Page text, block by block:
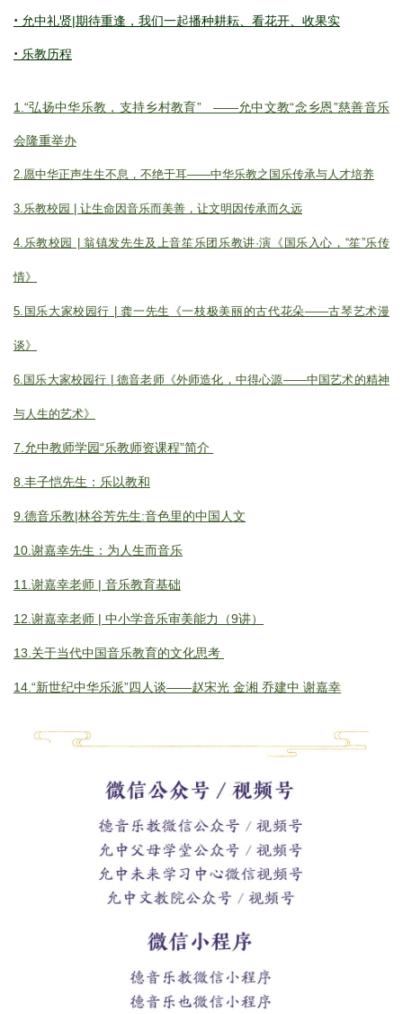
· 允中礼贤|期待重逢，我们一起播种耕耘、看花开、收果实
· 乐教历程
1.“弘扬中华乐教，支持乡村教育” ——允中文教“念乡恩”慈善音乐
会隆重举办
2.愿中华正声生生不息，不绝于耳——中华乐教之国乐传承与人才培养
3.乐教校园 | 让生命因音乐而美善，让文明因传承而久远
4.乐教校园 | 翁镇发先生及上音笙乐团乐教讲·演《国乐入心，“笙”乐传
情》
5.国乐大家校园行 | 龚一先生《一枝极美丽的古代花朵——古琴艺术漫
谈》
6.国乐大家校园行 | 德音老师《外师造化，中得心源——中国艺术的精神
与人生的艺术》
7.允中教师学园“乐教师资课程”简介
8.丰子恺先生：乐以教和
9.德音乐教|林谷芳先生:音色里的中国人文
10.谢嘉幸先生：为人生而音乐
11.谢嘉幸老师 | 音乐教育基础
12.谢嘉幸老师 | 中小学音乐审美能力（9讲）
13.关于当代中国音乐教育的文化思考
14.“新世纪中华乐派”四人谈——赵宋光 金湘 乔建中 谢嘉幸